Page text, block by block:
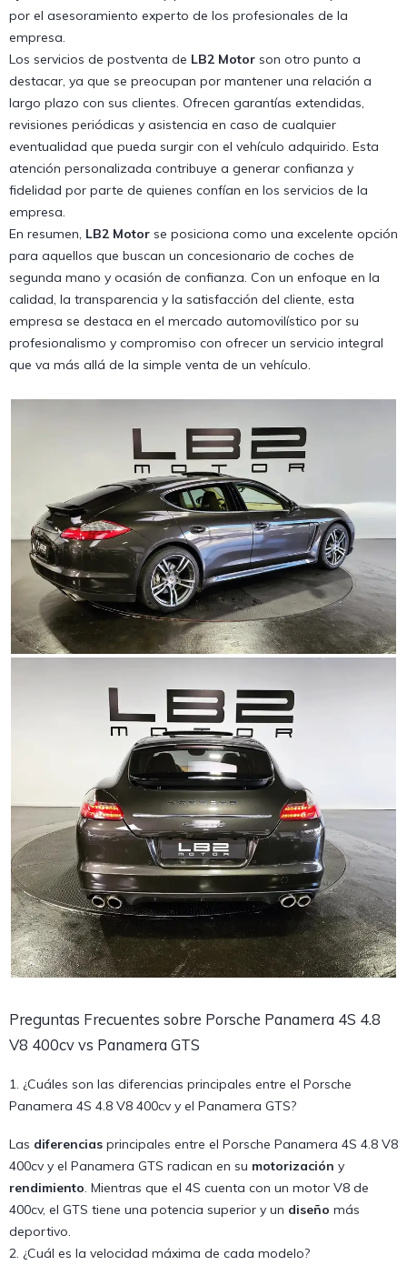
por el asesoramiento experto de los profesionales de la
empresa.
Los servicios de postventa de LB2 Motor son otro punto a
destacar, ya que se preocupan por mantener una relación a
largo plazo con sus clientes. Ofrecen garantías extendidas,
revisiones periódicas y asistencia en caso de cualquier
eventualidad que pueda surgir con el vehículo adquirido. Esta
atención personalizada contribuye a generar confianza y
fidelidad por parte de quienes confían en los servicios de la
empresa.
En resumen, LB2 Motor se posiciona como una excelente opción
para aquellos que buscan un concesionario de coches de
segunda mano y ocasión de confianza. Con un enfoque en la
calidad, la transparencia y la satisfacción del cliente, esta
empresa se destaca en el mercado automovilístico por su
profesionalismo y compromiso con ofrecer un servicio integral
que va más allá de la simple venta de un vehículo.
Preguntas Frecuentes sobre Porsche Panamera 4S 4.8
V8 400cv vs Panamera GTS
1. ¿Cuáles son las diferencias principales entre el Porsche
Panamera 4S 4.8 V8 400cv y el Panamera GTS?
Las diferencias principales entre el Porsche Panamera 4S 4.8 V8
400cv y el Panamera GTS radican en su motorización y
rendimiento. Mientras que el 4S cuenta con un motor V8 de
400cv, el GTS tiene una potencia superior y un diseño más
deportivo.
2. ¿Cuál es la velocidad máxima de cada modelo?